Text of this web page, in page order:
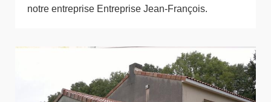
notre entreprise Entreprise Jean-François.